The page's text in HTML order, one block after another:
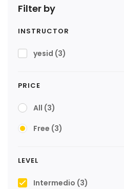
Filter by
INSTRUCTOR
yesid (3)
PRICE
All (3)
Free (3)
LEVEL
Intermedio (3)